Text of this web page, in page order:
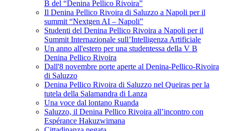
B del “Denina Pellico Rivoira”
Il Denina Pellico Rivoira di Saluzzo a Napoli per il
summit “Nextgen AI – Napoli”
Studenti del Denina Pellico Rivoira a Napoli per il
Summit Internazionale sull’Intelligenza Artificiale
Un anno all'estero per una studentessa della V B
Denina Pellico Rivoira
Dall'8 novembre porte aperte al Denina-Pellico-Rivoira
di Saluzzo
Denina Pellico Rivoira di Saluzzo nel Queiras per la
tutela della Salamandra di Lanza
Una voce dal lontano Ruanda
Saluzzo, il Denina Pellico Rivoira all’incontro con
Espérance Hakuzwimana